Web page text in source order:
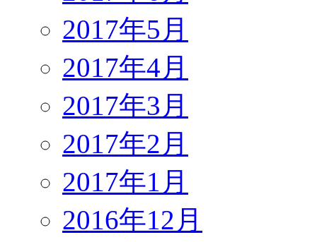
2017年5月
2017年4月
2017年3月
2017年2月
2017年1月
2016年12月